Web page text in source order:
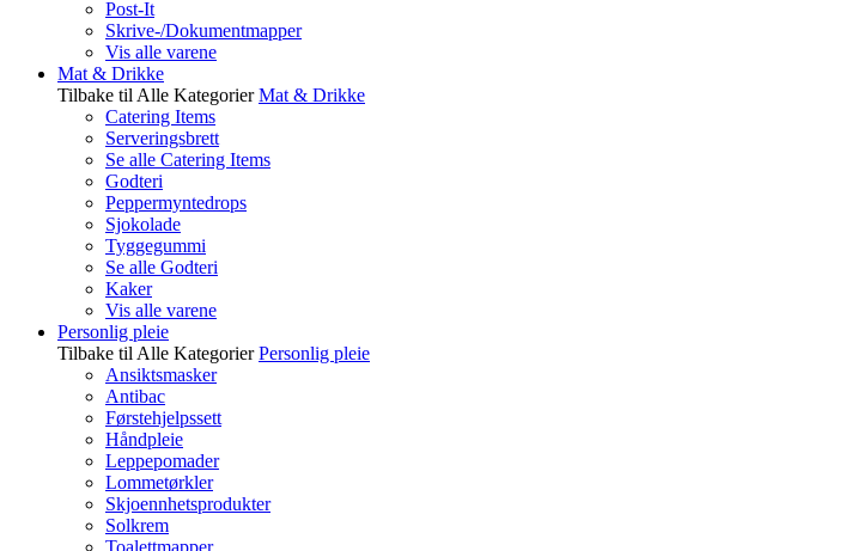
Post-It
Skrive-/Dokumentmapper
Vis alle varene
Mat & Drikke
Tilbake til Alle Kategorier Mat & Drikke
Catering Items
Serveringsbrett
Se alle Catering Items
Godteri
Peppermyntedrops
Sjokolade
Tyggegummi
Se alle Godteri
Kaker
Vis alle varene
Personlig pleie
Tilbake til Alle Kategorier Personlig pleie
Ansiktsmasker
Antibac
Førstehjelpssett
Håndpleie
Leppepomader
Lommetørkler
Skjoennhetsprodukter
Solkrem
Toalettmapper